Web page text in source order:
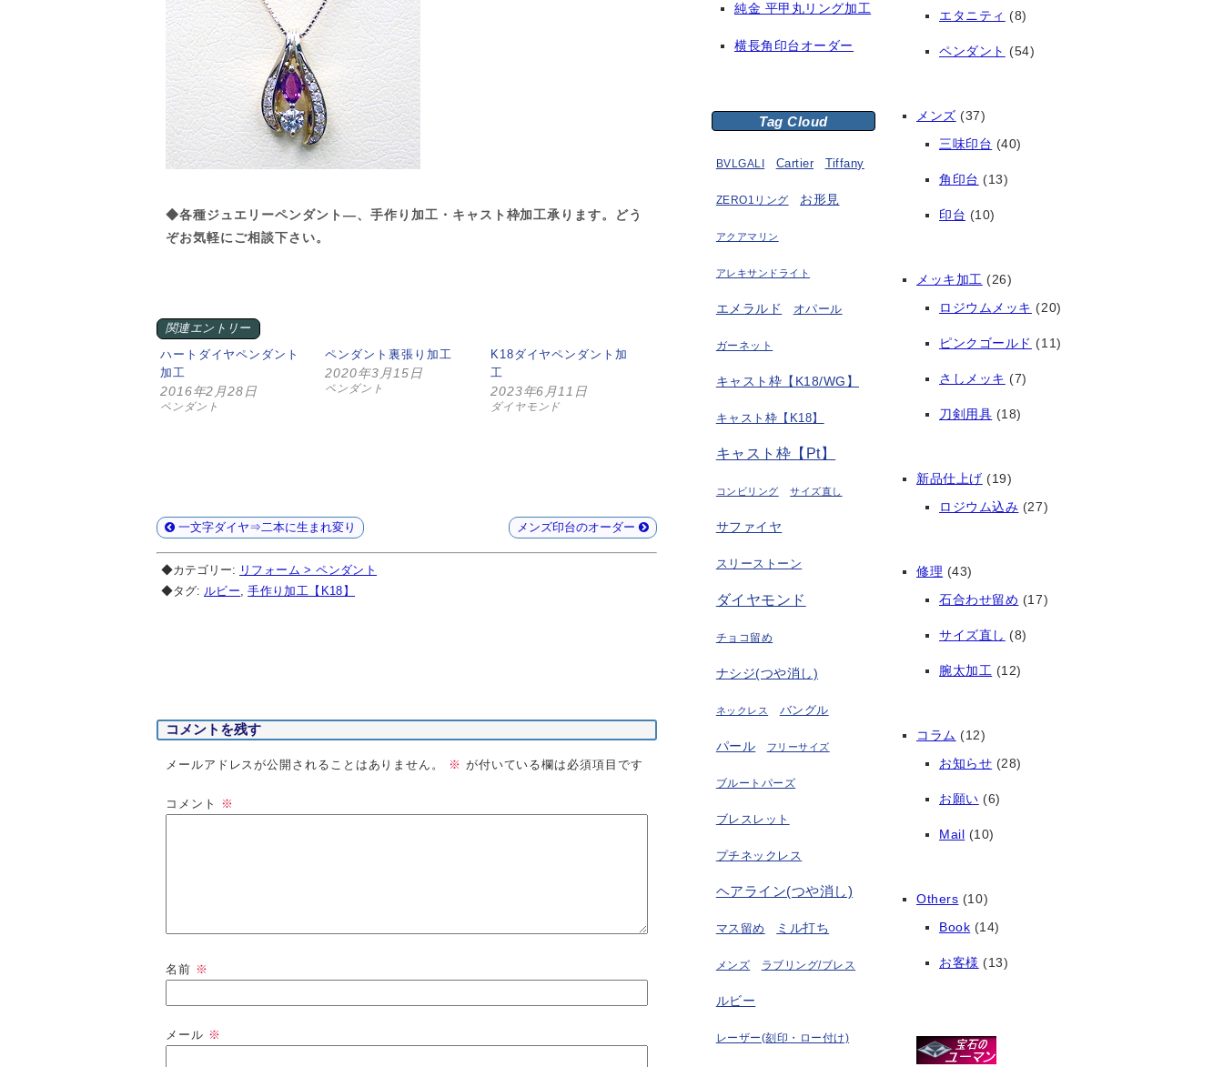
◆各種ジュエリーペンダント—、手作り加工・キャスト枠加工承ります。どう
ぞお気軽にご相談下さい。
関連エントリー
ハートダイヤペンダント
加工
2016年2月28日
ペンダント
ペンダント裏張り加工
2020年3月15日
ペンダント
K18ダイヤペンダント加
工
2023年6月11日
ダイヤモンド
一文字ダイヤ⇒二本に生まれ変り メンズ印台のオーダー
◆カテゴリー: リフォーム > ペンダント
◆タグ: ルビー ,手作り加工【K18】
コメントを残す
メールアドレスが公開されることはありません。 ※ が付いている欄は必須項目です
コメント ※
名前 ※
メール ※
純金 平甲丸リング加工
横長角印台オーダー
Tag Cloud
BVLGALI Cartier Tiffany
ZERO1リング お形見
アクアマリン
アレキサンドライト
エメラルド オパール
ガーネット
キャスト枠【K18/WG】
キャスト枠【K18】
キャスト枠【Pt】
コンビリング サイズ直し
サファイヤ
スリーストーン
ダイヤモンド
チョコ留め
ナシジ(つや消し)
ネックレス バングル
パール フリーサイズ
ブルートパーズ
ブレスレット
プチネックレス
ヘアライン(つや消し)
マス留め ミル打ち
メンズ ラブリング/ブレス
ルビー
レーザー(刻印・ロー付け)
エタニティ (8)
ペンダント (54)
メンズ (37)
三味印台 (40)
角印台 (13)
印台 (10)
メッキ加工 (26)
ロジウムメッキ (20)
ピンクゴールド (11)
さしメッキ (7)
刀剣用具 (18)
新品仕上げ (19)
ロジウム込み (27)
修理 (43)
石合わせ留め (17)
サイズ直し (8)
腕太加工 (12)
コラム (12)
お知らせ (28)
お願い (6)
Mail (10)
Others (10)
Book (14)
お客様 (13)